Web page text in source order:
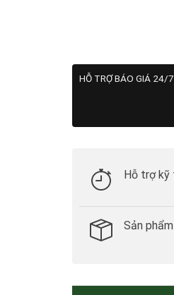
HỖ TRỢ BÁO GIÁ 24/
Hỗ trợ
Sản